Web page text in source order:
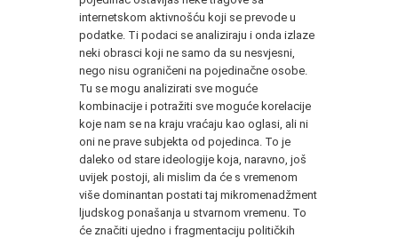
internetskom aktivnošću koji se prevode u
podatke. Ti podaci se analiziraju i onda izlaze
neki obrasci koji ne samo da su nesvjesni,
nego nisu ograničeni na pojedinačne osobe.
Tu se mogu analizirati sve moguće
kombinacije i potražiti sve moguće korelacije
koje nam se na kraju vraćaju kao oglasi, ali ni
oni ne prave subjekta od pojedinca. To je
daleko od stare ideologije koja, naravno, još
uvijek postoji, ali mislim da će s vremenom
više dominantan postati taj mikromenadžment
ljudskog ponašanja u stvarnom vremenu. To
će značiti ujedno i fragmentaciju političkih